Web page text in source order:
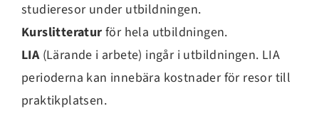
studieresor under utbildningen.
Kurslitteratur för hela utbildningen.
LIA (Lärande i arbete) ingår i utbildningen. LIA
perioderna kan innebära kostnader för resor till
praktikplatsen.